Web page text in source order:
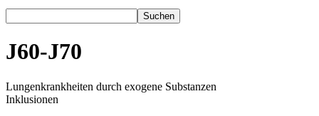
Suchen
J60-J70
Lungenkrankheiten durch exogene Substanzen
Inklusionen